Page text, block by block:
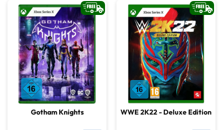
Gotham Knights WWE 2K22 - Deluxe Edition